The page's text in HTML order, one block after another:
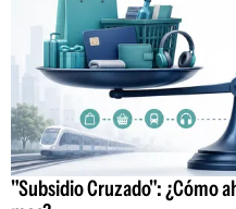
"Subsidio Cruzado": ¿Cómo